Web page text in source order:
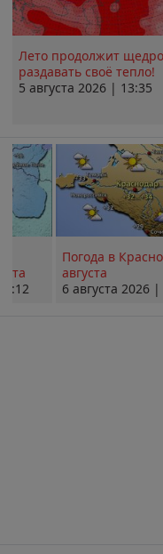
Лето продолжит щедро
раздавать своё тепло!
5 августа 2026 | 13:35
Погода в
августа
6 августа 2026